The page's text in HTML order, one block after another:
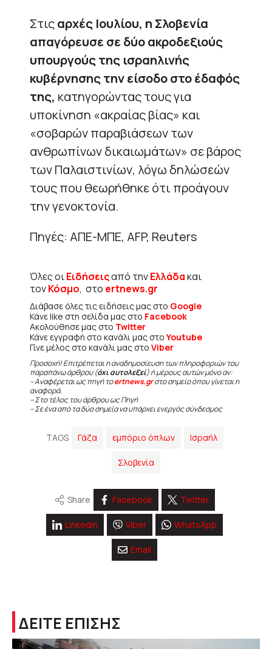
Στιςαρχές Ιουλίου, η Σλοβενία
απαγόρευσε σε δύο ακροδεξιούς
υπουργούς της ισραηλινής
κυβέρνησης την είσοδο στο έδαφός
της, κατηγορώντας τους για
υποκίνηση «ακραίας βίας» και
«σοβαρών παραβιάσεων των
ανθρωπίνων δικαιωμάτων» σε βάρος
των Παλαιστινίων, λόγω δηλώσεών
τους που θεωρήθηκε ότι προάγουν
την γενοκτονία.
Πηγές: ΑΠΕ-ΜΠΕ, AFP, Reuters
Όλες οιΕιδήσειςαπό τηνΕλλάδακαι
τονΚόσμο, στο ertnews.gr
Διάβασε όλες τις ειδήσεις μας στο Google
Κάνε like στη σελίδα μας στο Facebook
Ακολούθησε μας στο Twitter
Κάνε εγγραφή στο κανάλι μας στοYoutube
Γίνε μέλος στο κανάλι μας στο Viber
Προσοχή! Επιτρέπεται η αναδημοσίευση των πληροφοριών του
παραπάνω άρθρου (όχι αυτολεξεί) ή μέρους αυτών μόνο αν:
– Αναφέρεται ως πηγή τοertnews.grστο σημείο όπου γίνεται η
αναφορά.
– Στο τέλος του άρθρου ως Πηγή
– Σε ένα από τα δύο σημεία να υπάρχει ενεργός σύνδεσμος
TAGS Γάζα εμπόριο όπλων Ισραήλ
Σλοβενία
Share Facebook Twitter
Linkedin Viber WhatsApp
Email
ΔΕΙΤΕ ΕΠΙΣΗΣ